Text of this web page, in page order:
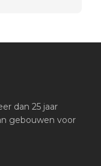
dan 25 jaar
gebouwen voor